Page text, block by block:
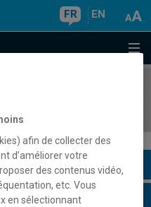
FR EN
afin de collecter des
d’améliorer votre
des contenus vidéo,
etc. Vous
en sélectionnant